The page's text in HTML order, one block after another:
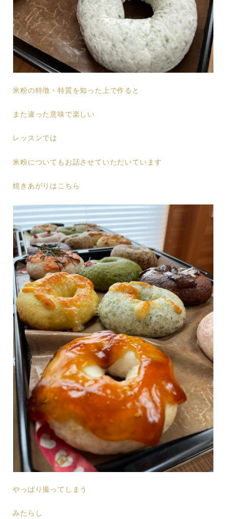
米粉の特徴・特質を知った上で作ると
また違った意味で楽しい
レッスンでは
米粉についてもお話させていただいています
焼きあがりはこちら
やっぱり撮ってしまう
みたらし